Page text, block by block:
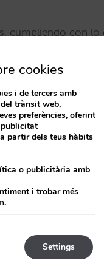
cumpliendo con lo
que
diríjanos su
información por
podrá acceder
técnicas y
puedan afectar a
cookies
i de tercers amb
trànsit web,
preferències, oferint
partir dels teus hàbits
o publicitària amb
i trobar més
Settings